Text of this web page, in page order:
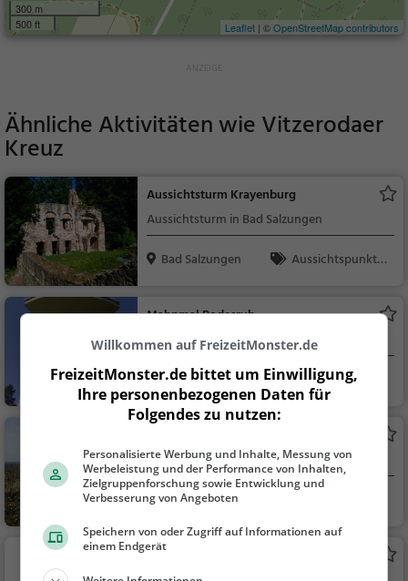
300 m
500 ft
Leaflet | ©OpenStreetMap contributors
Ähnliche Aktivitäten wieVitzerodaer
Kreuz
Aussichtsturm Krayenburg
Aussichtsturm in Bad Salzungen
Bad Salzungen
Aussichtspunkt, F
Mahnmal Bodesruh
Aussichtsturm in Heringen
Heringen
Aussichtspunkt, F
amilie & Kinder, Natu
r
Aussichtsturm in Vacha
Vacha
r
Schloss Gerstungen
Willkommen auf FreizeitMonster.de
FreizeitMonster.de bittet um Einwilligung,
Ihre personenbezogenen Daten für
Folgendes zu nutzen:
Personalisierte Werbung und Inhalte, Messung von
Werbeleistung und der Performance von Inhalten,
Zielgruppenforschung sowie Entwicklung und
Verbesserung von Angeboten
Speichern von oder Zugriff auf Informationen auf
einem Endgerät